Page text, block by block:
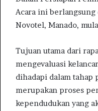
Acara ini berlangsung
Novotel, Manado,
Tujuan utama dari
mengevaluasi
dihadapi dalam tahap
merupakan proses
kependudukan yang